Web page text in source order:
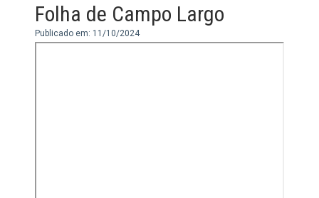
Folha de Campo Largo
Publicado em: 11/10/2024